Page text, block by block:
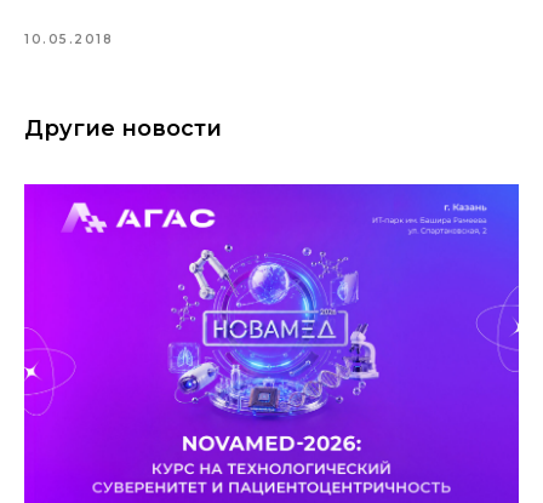
10.05.2018
Другие новости